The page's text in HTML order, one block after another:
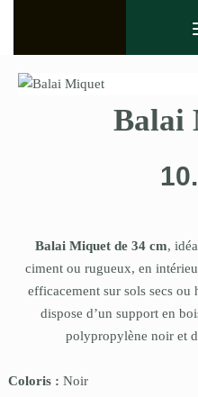
Balai
Balai Miquet de 34 cm,
ciment ou rugueux, en
efficacement sur sols secs ou
dispose d’un support en
polypropylène noir et
Coloris : Noir